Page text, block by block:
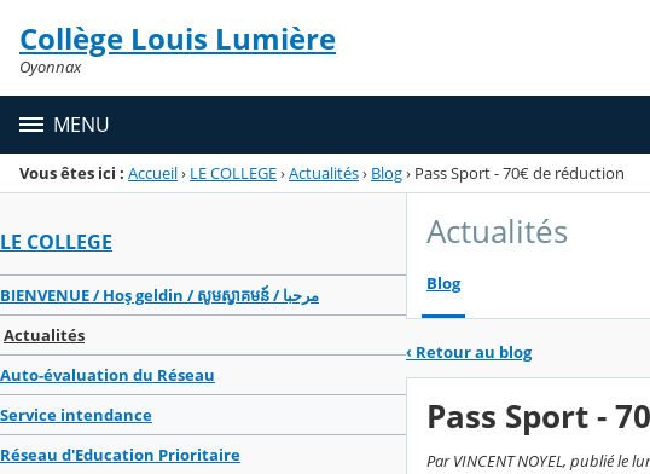
Menu de la rubrique
Contenu
Collège Louis Lumière
Oyonnax
MENU
Vous êtes ici : Accueil› LE COLLEGE›Actualités› Blog› Pass Sport - 70€ de réduction
LE COLLEGE
BIENVENUE / Hoş geldin / សូមស្វាគមន៍ / مرحبا
Actualités
Auto-évaluation du Réseau
Service intendance
Réseau d'Education Prioritaire
Actualités
Blog
‹ Retour au blog
Pass Sport -
Par VINCENT NOYEL, publié le